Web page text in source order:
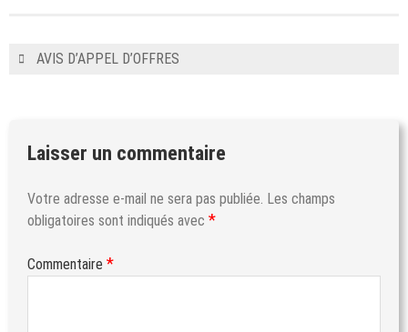
AVIS D’APPEL D’OFFRES
Laisser un commentaire
Votre adresse e-mail ne sera pas publiée. Les champs
obligatoires sont indiqués avec *
Commentaire *